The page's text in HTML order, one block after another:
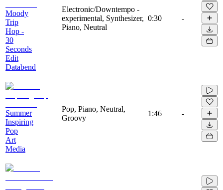
Moody
Trip
Hop -
30
Seconds
Edit
Databend
Electronic/Downtempo -
experimental, Synthesizer,
Piano, Neutral
0:30 -
Summer
Inspiring
Pop
Art
Media
Pop, Piano, Neutral,
Groovy
1:46 -